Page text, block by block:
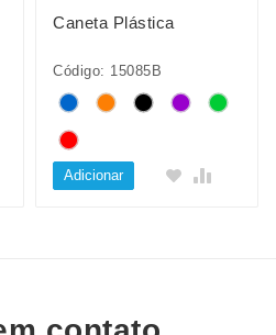
Caneta Plástica
Código: 15085B
Adicionar